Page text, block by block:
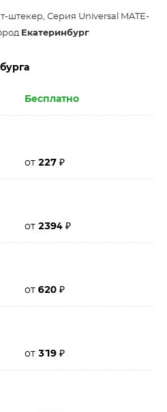
штекер, Серия Universal MATE-
Екатеринбург
Бесплатно
от 227 ₽
от 2394 ₽
от 620 ₽
от 319 ₽